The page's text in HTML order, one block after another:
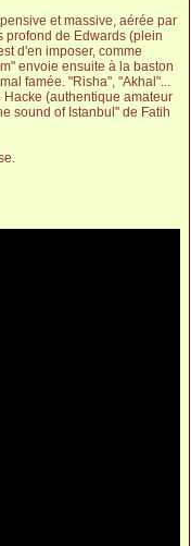
et massive, aérée par
profond de Edwards (plein
d'en imposer, comme
envoie ensuite à la baston
famée. "Risha", "Akhal"...
(authentique amateur
sound of Istanbul" de Fatih